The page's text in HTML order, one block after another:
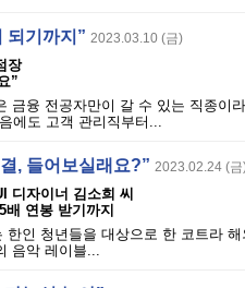
되기까지” 2023.03.10 (금)
장
”
금융 전공자만이 갈 수 있는 직종이
에도 고객 관리직부터...
, 들어보실래요?” 2023.02.24 (금
디자이너 김소희 씨
배 연봉 받기까지
인 청년들을 대상으로 한 코트라
음악 레이블...